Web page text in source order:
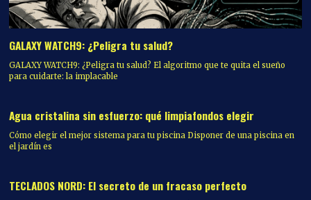
GALAXY WATCH9: ¿Peligra tu salud?
GALAXY WATCH9: ¿Peligra tu salud? El algoritmo que te quita el sueño
para cuidarte: la implacable
Agua cristalina sin esfuerzo: qué limpiafondos elegir
Cómo elegir el mejor sistema para tu piscina Disponer de una piscina en
el jardín es
TECLADOS NORD: El secreto de un fracaso perfecto